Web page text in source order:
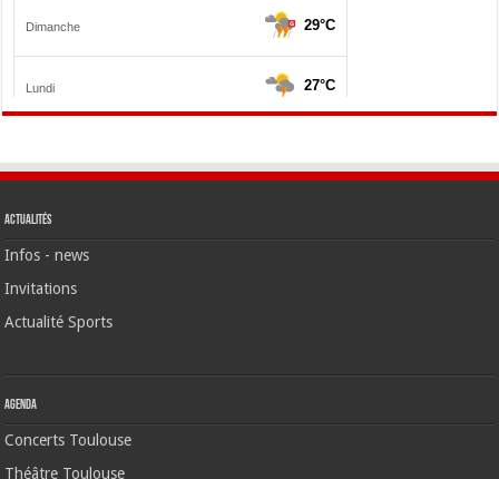
Actualités
Infos - news
Invitations
Actualité Sports
Agenda
Concerts Toulouse
Théâtre Toulouse